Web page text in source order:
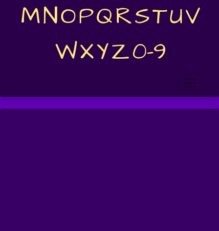
MNOPQRSTUV
WXYZ0-9